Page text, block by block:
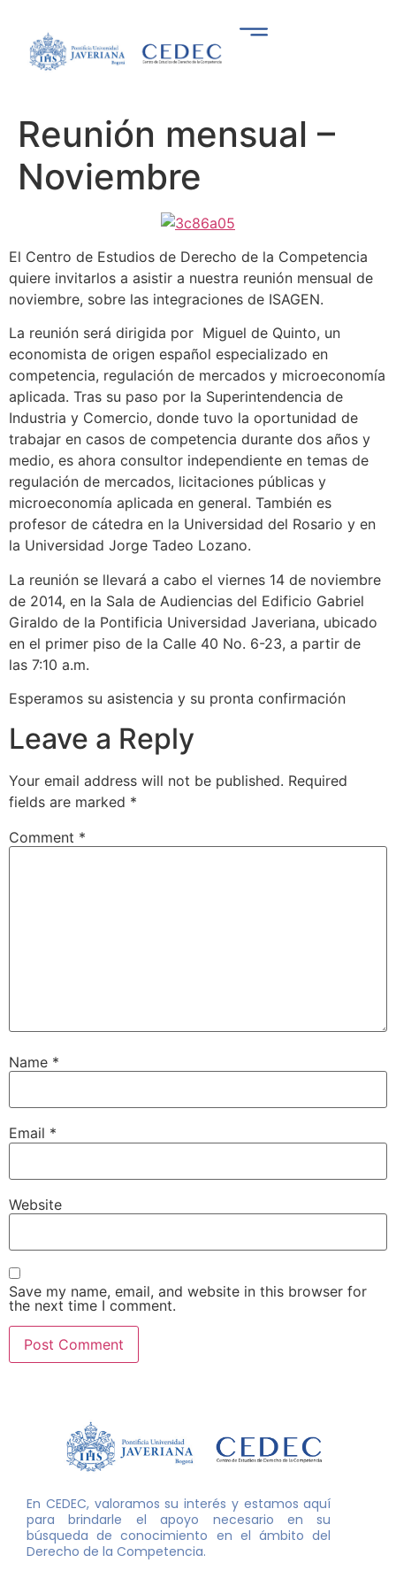
Reunión mensual –
Noviembre
El Centro de Estudios de Derecho de la Competencia
quiere invitarlos a asistir a nuestra reunión mensual de
noviembre, sobre las integraciones de ISAGEN.
La reunión será dirigida por Miguel de Quinto, un
economista de origen español especializado en
competencia, regulación de mercados y microeconomía
aplicada. Tras su paso por la Superintendencia de
Industria y Comercio, donde tuvo la oportunidad de
trabajar en casos de competencia durante dos años y
medio, es ahora consultor independiente en temas de
regulación de mercados, licitaciones públicas y
microeconomía aplicada en general. También es
profesor de cátedra en la Universidad del Rosario y en
la Universidad Jorge Tadeo Lozano.
La reunión se llevará a cabo el viernes 14 de noviembre
de 2014, en la Sala de Audiencias del Edificio Gabriel
Giraldo de la Pontificia Universidad Javeriana, ubicado
en el primer piso de la Calle 40 No. 6-23, a partir de
las 7:10 a.m.
Esperamos su asistencia y su pronta confirmación
Leave a Reply
Your email address will not be published. Required
fields are marked *
Comment *
Name *
Email *
Website
Save my name, email, and website in this browser for
the next time I comment.
En CEDEC, valoramos su interés y estamos aquí
para brindarle el apoyo necesario en su
búsqueda de conocimiento en el ámbito del
Derecho de la Competencia.